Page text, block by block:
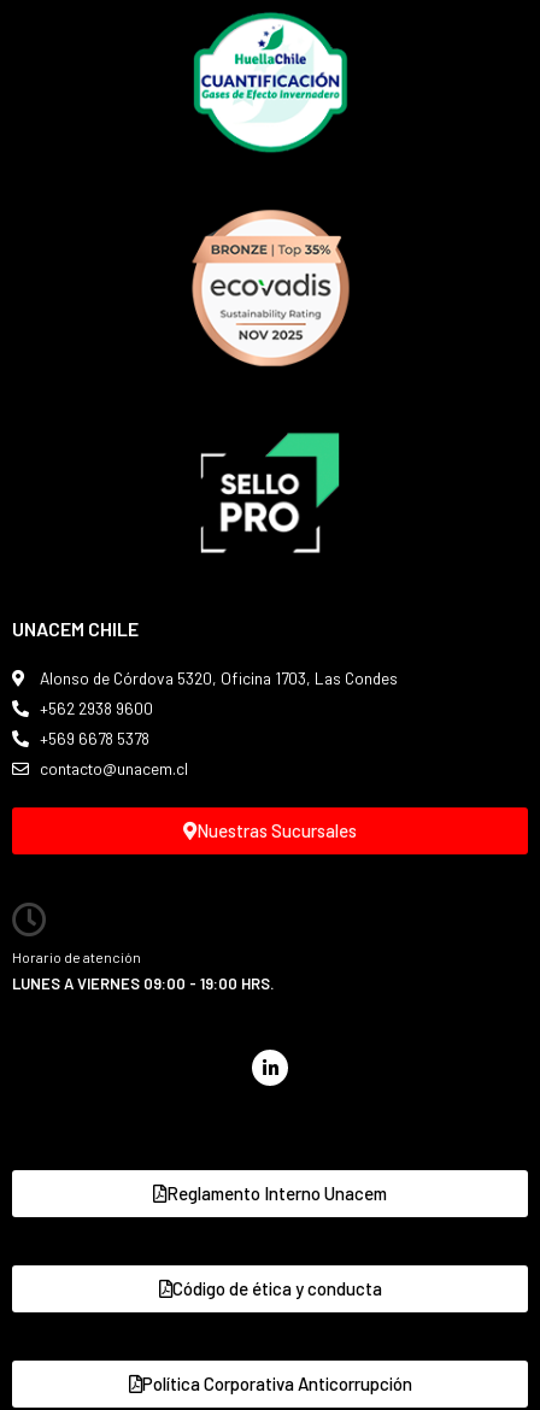
UNACEM CHILE
Alonso de Córdova 5320, Oficina 1703, Las Condes
+562 2938 9600
+569 6678 5378
contacto@unacem.cl
Nuestras Sucursales
Horario de atención
LUNES A VIERNES 09:00 - 19:00 HRS.
Reglamento Interno Unacem
Código de ética y conducta
Política Corporativa Anticorrupción